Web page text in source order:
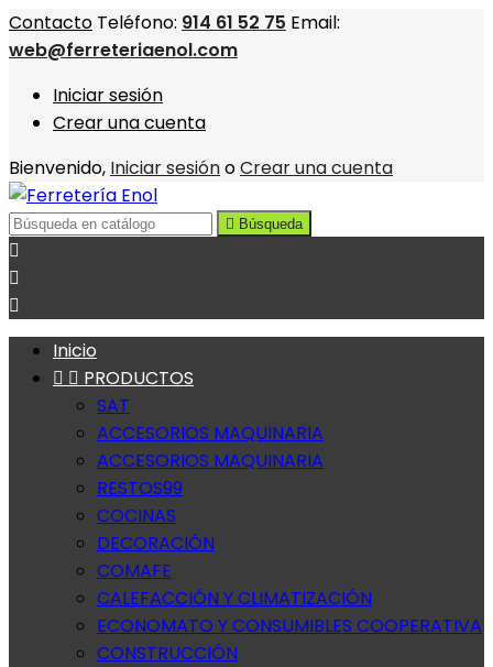
Contacto Teléfono: 914 61 52 75 Email:
web@ferreteriaenol.com
Iniciar sesión
Crear una cuenta
Bienvenido, Iniciar sesiónoCrear una cuenta
 Búsqueda



Inicio
  PRODUCTOS
SAT
ACCESORIOS MAQUINARIA
ACCESORIOS MAQUINARIA
RESTOS99
COCINAS
DECORACIÓN
COMAFE
CALEFACCIÓN Y CLIMATIZACIÓN
ECONOMATO Y CONSUMIBLES COOPERATIVA
CONSTRUCCIÓN